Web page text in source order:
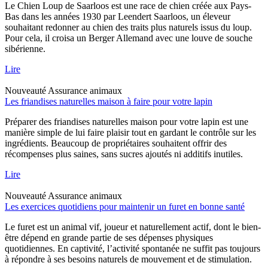
Le Chien Loup de Saarloos est une race de chien créée aux Pays-
Bas dans les années 1930 par Leendert Saarloos, un éleveur
souhaitant redonner au chien des traits plus naturels issus du loup.
Pour cela, il croisa un Berger Allemand avec une louve de souche
sibérienne.
Lire
Nouveauté Assurance animaux
Les friandises naturelles maison à faire pour votre lapin
Préparer des friandises naturelles maison pour votre lapin est une
manière simple de lui faire plaisir tout en gardant le contrôle sur les
ingrédients. Beaucoup de propriétaires souhaitent offrir des
récompenses plus saines, sans sucres ajoutés ni additifs inutiles.
Lire
Nouveauté Assurance animaux
Les exercices quotidiens pour maintenir un furet en bonne santé
Le furet est un animal vif, joueur et naturellement actif, dont le bien-
être dépend en grande partie de ses dépenses physiques
quotidiennes. En captivité, l’activité spontanée ne suffit pas toujours
à répondre à ses besoins naturels de mouvement et de stimulation.